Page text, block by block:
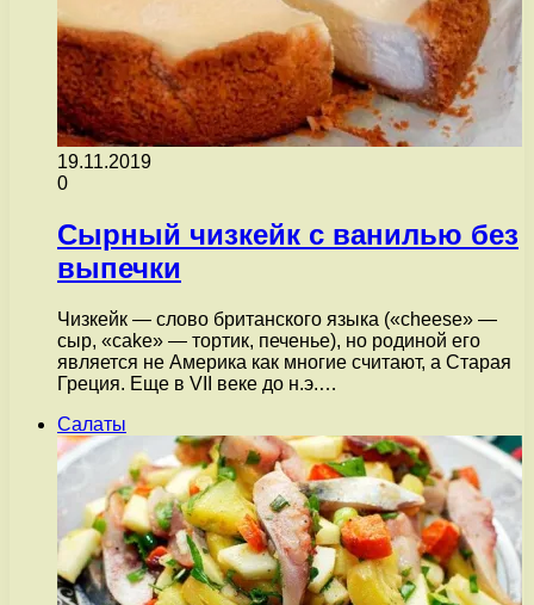
19.11.2019
0
Сырный чизкейк с ванилью без
выпечки
Чизкейк — слово британского языка («cheese» —
сыр, «cake» — тортик, печенье), но родиной его
является не Америка как многие считают, а Старая
Греция. Еще в VII веке до н.э.…
Салаты